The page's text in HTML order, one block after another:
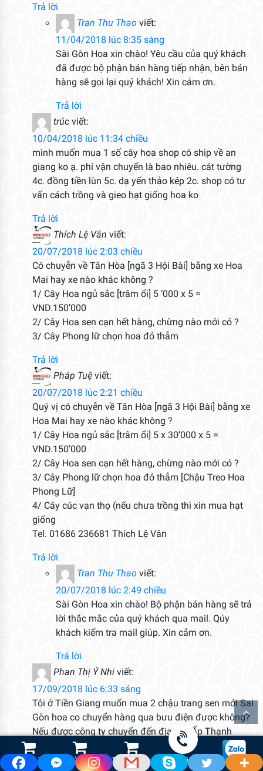
Trả lời
Tran Thu Thao viết:
11/04/2018 lúc 8:35 sáng
Sài Gòn Hoa xin chào! Yêu cầu của quý khách
đã được bộ phận bán hàng tiếp nhận, bên bán
hàng sẽ gọi lại quý khách! Xin cảm ơn.
Trả lời
trúc viết:
10/04/2018 lúc 11:34 chiều
mình muốn mua 1 số cây hoa shop có ship về an
giang ko ạ. phí vận chuyển là bao nhiêu. cát tường
4c. đồng tiền lùn 5c. dạ yến thảo kép 2c. shop có tư
vấn cách trồng và gieo hạt giống hoa ko
Trả lời
Thích Lệ Vân viết:
20/07/2018 lúc 2:03 chiều
Có chuyễn về Tân Hòa [ngã 3 Hội Bài] bằng xe Hoa
Mai hay xe nào khác không ?
1/ Cây Hoa ngủ sắc [trâm ổi] 5 ‘000 x 5 =
VND.150’000
2/ Cây Hoa sen cạn hết hàng, chừng nào mới có ?
3/ Cây Phong lữ chọn hoa đỏ thẫm
Trả lời
Pháp Tuệ viết:
20/07/2018 lúc 2:21 chiều
Quý vị có chuyễn về Tân Hòa [ngã 3 Hội Bài] bằng xe
Hoa Mai hay xe nào khác không ?
1/ Cây Hoa ngủ sắc [trâm ổi] 5 x 30’000 x 5 =
VND.150’000
2/ Cây Hoa sen cạn hết hàng, chừng nào mới có ?
3/ Cây Phong lữ chọn hoa đỏ thẫm [Chậu Treo Hoa
Phong Lữ]
4/ Cây cúc vạn thọ (nếu chưa trồng thì xin mua hạt
giống
Tel. 01686 236681 Thích Lệ Vân
Trả lời
Tran Thu Thao viết:
20/07/2018 lúc 2:49 chiều
Sài Gòn Hoa xin chào! Bộ phận bán hàng sẽ trả
lời thắc mắc của quý khách qua mail. Qúy
khách kiểm tra mail giúp. Xin cảm ơn.
Trả lời
Phan Thị Ý Nhi viết:
17/09/2018 lúc 6:33 sáng
Tôi ở Tiền Giang muốn mua 2 chậu trang sen mới Sai
Gòn hoa co chuyển hàng qua bưu điện được không?
Nếu được công ty chuyển đến địa chỉ: Ấp Thạnh
Hưng, xã Thạnh Phú, Châu Thành, Tiền Giang. Nhận
hàng thanh toán tiền qua nhân viên bưu điện.
Shop Hoa Tươi Led Cảnh Quan Thiết Bị Tưới Gọi điện